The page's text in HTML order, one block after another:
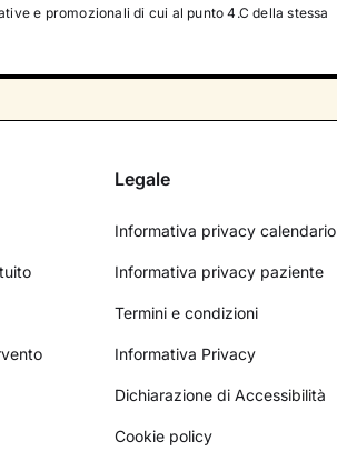
e promozionali di cui al punto 4.C della stessa
Legale
Informativa privacy calendario
Informativa privacy paziente
Termini e condizioni
Informativa Privacy
Dichiarazione di Accessibilità
Cookie policy